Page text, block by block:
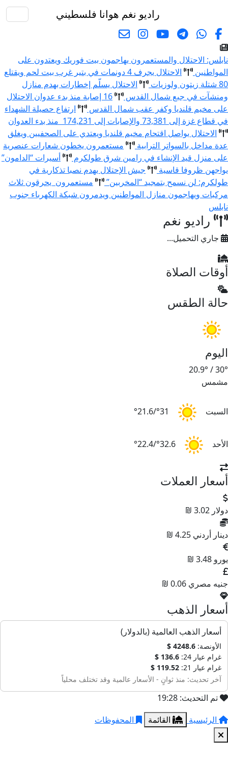
راديو نغم هوانا فلسطيني
نابلس: الاحتلال والمستعمرون يهاجمون بيت فوريك ويعتدون على
المواطنين
الاحتلال يجرف 4 دونمات في بتير غرب بيت لحم ويقتلع
80 شتلة زيتون ولوزيات
الاحتلال يسلّم إخطارات بهدم منازل
ومنشآت في جبع شمال القدس
16 إصابة منذ بدء عدوان الاحتلال
على مخيم قلنديا وكفر عقب شمال القدس
ارتفاع حصيلة الشهداء
في قطاع غزة إلى 73,381 والإصابات إلى 174,231 منذ بدء العدوان
الاحتلال يواصل اقتحام مخيم قلنديا ويعتدي على الصحفيين ويغلق
عدة مداخل بالسواتر الترابية
مستعمرون يخطون شعارات عنصرية
على منزل قيد الإنشاء في رامين شرق طولكرم
أسيرات “الدامون”
يواجهن ظروفا قاسية
جيش الإحتلال يهدم نصبا تذكارية في
طولكرم: لن نسمح بتمجيد “المخربين”
مستعمرون يحرقون ثلاث
مركبات ويهاجمون منازل المواطنين ويدمرون شبكة الكهرباء جنوب
نابلس
راديو نغم
جاري التحميل...
أوقات الصلاة
حالة الطقس
اليوم
30°
/
20.9°
مشمس
السبت 31°/21.6°
الأحد 32.6°/22.4°
أسعار العملات
دولار 3.02 ₪
دينار أردني 4.25 ₪
يورو 3.48 ₪
جنيه مصري 0.06 ₪
أسعار الذهب
أسعار الذهب العالمية (بالدولار)
الأونصة: 4248.6 $
غرام عيار 24:
136.6 $
غرام عيار 21:
119.52 $
آخر تحديث: منذ ثوانٍ - الأسعار عالمية وقد تختلف محلياً
تم التحديث: 19:28
الرئيسية
القائمة المحفوظات